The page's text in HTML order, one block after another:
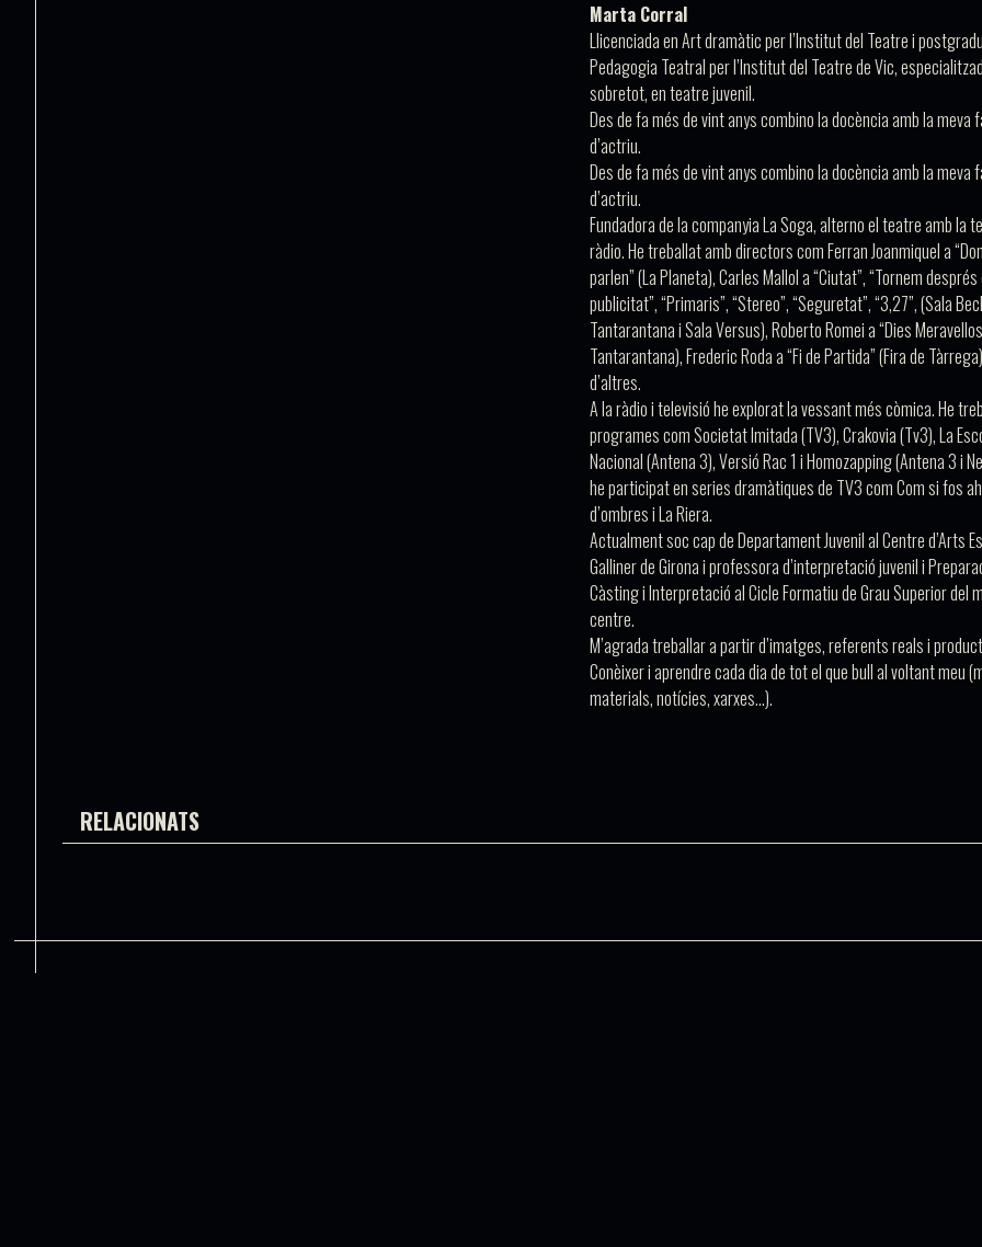
Marta Corral
Llicenciada en Art dramàtic per l’Institut del Teatre i
Pedagogia Teatral per l’Institut del Teatre de Vic,
sobretot, en teatre juvenil.
Des de fa més de vint anys combino la docència amb la meva
d’actriu.
Des de fa més de vint anys combino la docència amb la meva
d’actriu.
Fundadora de la companyiaLa Soga, alterno el teatre amb la
ràdio. He treballat amb directors com Ferran Joanmiquel a
parlen”(La Planeta), Carles Mallol a“Ciutat”,“Tornem
publicitat”,“Primaris”,“Stereo”,“Seguretat”,“3,27”, (Sala
Tantarantana i Sala Versus), Roberto Romei a“Dies
Tantarantana), Frederic Roda a“Fi de Partida”(Fira de
d’altres.
A la ràdio i televisió he explorat la vessant més còmica. He
programes comSocietat Imitada(TV3),Crakovia(Tv3),La
Nacional(Antena 3),Versió Rac 1 iHomozapping(Antena 3 i
he participat en series dramàtiques de TV3 comCom si fos
d’ombresiLa Riera.
Actualment soc cap de Departament Juvenil alCentre d’Arts
Gallinerde Girona i professora d’interpretació juvenil i
CàstingiInterpretacióal Cicle Formatiu de Grau Superior del
centre.
M’agrada treballar a partir d’imatges, referents reals i
Conèixer i aprendre cada dia de tot el que bull al voltant meu
materials, notícies, xarxes…).
RELACIONATS